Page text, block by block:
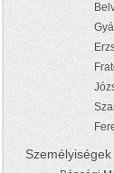
Személyiségek